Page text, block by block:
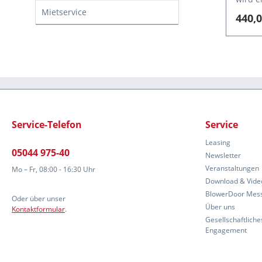
Mietservice
Service-Telefon
05044 975-40
Mo – Fr, 08:00 - 16:30 Uhr
Oder über unser
Kontaktformular.
Service
Leasing
Newsletter
Veranstaltungen
Download &
BlowerDoor
Über uns
Engagement